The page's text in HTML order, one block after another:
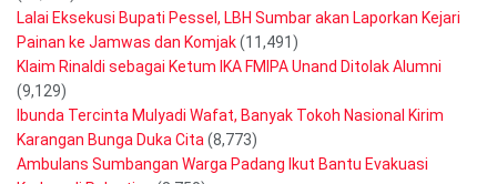
Lalai Eksekusi Bupati Pessel, LBH Sumbar akan Laporkan Kejari
Painan ke Jamwas dan Komjak(11,491)
Klaim Rinaldi sebagai Ketum IKA FMIPA Unand Ditolak Alumni
(9,129)
Ibunda Tercinta Mulyadi Wafat, Banyak Tokoh Nasional Kirim
Karangan Bunga Duka Cita (8,773)
Ambulans Sumbangan Warga Padang Ikut Bantu Evakuasi